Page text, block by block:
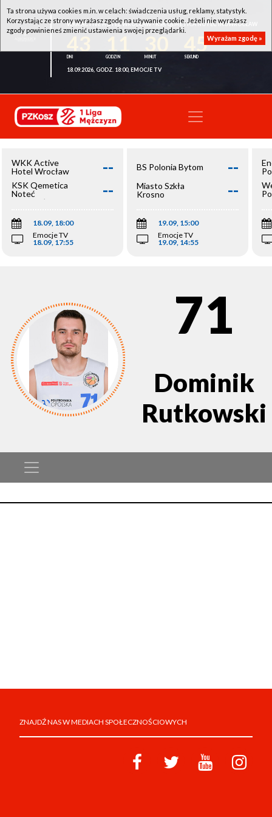
WKK ACTIVE HOTEL WROCŁAW - KSK QEMETICA NOTEĆ INOWROCŁAW
45
18.09.2026, GODZ. 18:00, EMOCJE TV
WKK Active
Hotel Wrocław
--
KSK Qemetica
Noteć
Inowrocław
--
18.09, 18:00
Emocje TV
18.09, 17:55
BS Polonia Bytom --
Miasto Szkła
Krosno
--
19.09, 15:00
Emocje TV
19.09, 14:55
71
Dominik
Rutkowski
ZNAJDŹ NAS W MEDIACH SPOŁECZNOŚCIOWYCH
Ta strona używa cookies m.in. w celach: świadczenia usług, reklamy, statystyk.
Korzystając ze strony wyrażasz zgodę na używanie cookie. Jeżeli nie wyrażasz
zgody powinieneś zmienić ustawienia swojej przeglądarki.
Wyrażam zgodę »